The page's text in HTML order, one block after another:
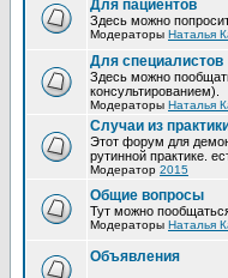
Для пациентов
Здесь можно
Модераторы Наталья
Для специалистов
Здесь можно
консультированием).
Модераторы Наталья
Случаи из
Этот форум для
рутинной практике.
Модератор 2015
Общие вопросы
Тут можно
Модераторы Наталья
Объявления